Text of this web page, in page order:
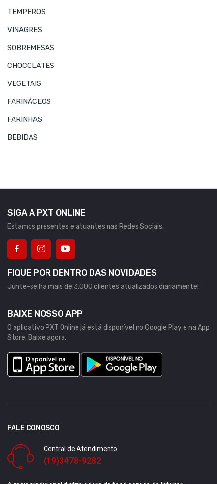
TEMPEROS
VINAGRES
SOBREMESAS
CHOCOLATES
VEGETAIS
FARINÁCEOS
FARINHAS
BEBIDAS
SIGA A PXT ONLINE
Estamos presentes e atuantes nas Redes Sociais.
FIQUE POR DENTRO DAS NOVIDADES
Junte-se há mais de 3.000 clientes atualizados diariamente!
BAIXE NOSSO APP
O aplicativo PXT Online já está disponível no Google Play e na App
Store. Baixe agora.
FALE CONOSCO
Central de Atendimento
(19)3478-9282